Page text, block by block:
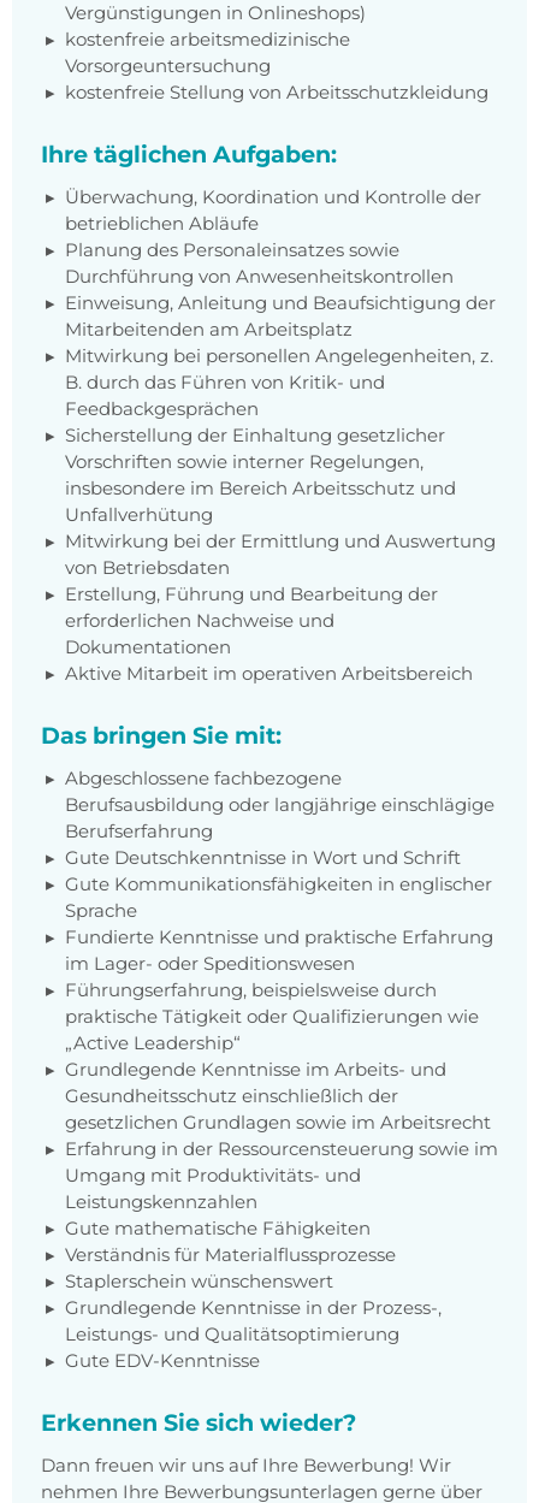
Vergünstigungen in Onlineshops)
kostenfreie arbeitsmedizinische
Vorsorgeuntersuchung
kostenfreie Stellung von Arbeitsschutzkleidung
Ihre täglichen Aufgaben:
Überwachung, Koordination und Kontrolle der
betrieblichen Abläufe
Planung des Personaleinsatzes sowie
Durchführung von Anwesenheitskontrollen
Einweisung, Anleitung und Beaufsichtigung der
Mitarbeitenden am Arbeitsplatz
Mitwirkung bei personellen Angelegenheiten, z.
B. durch das Führen von Kritik- und
Feedbackgesprächen
Sicherstellung der Einhaltung gesetzlicher
Vorschriften sowie interner Regelungen,
insbesondere im Bereich Arbeitsschutz und
Unfallverhütung
Mitwirkung bei der Ermittlung und Auswertung
von Betriebsdaten
Erstellung, Führung und Bearbeitung der
erforderlichen Nachweise und
Dokumentationen
Aktive Mitarbeit im operativen Arbeitsbereich
Das bringen Sie mit:
Abgeschlossene fachbezogene
Berufsausbildung oder langjährige einschlägige
Berufserfahrung
Gute Deutschkenntnisse in Wort und Schrift
Gute Kommunikationsfähigkeiten in englischer
Sprache
Fundierte Kenntnisse und praktische Erfahrung
im Lager- oder Speditionswesen
Führungserfahrung, beispielsweise durch
praktische Tätigkeit oder Qualifizierungen wie
„Active Leadership“
Grundlegende Kenntnisse im Arbeits- und
Gesundheitsschutz einschließlich der
gesetzlichen Grundlagen sowie im Arbeitsrecht
Erfahrung in der Ressourcensteuerung sowie im
Umgang mit Produktivitäts- und
Leistungskennzahlen
Gute mathematische Fähigkeiten
Verständnis für Materialflussprozesse
Staplerschein wünschenswert
Grundlegende Kenntnisse in der Prozess-,
Leistungs- und Qualitätsoptimierung
Gute EDV-Kenntnisse
Erkennen Sie sich wieder?
Dann freuen wir uns auf Ihre Bewerbung! Wir
nehmen Ihre Bewerbungsunterlagen gerne über